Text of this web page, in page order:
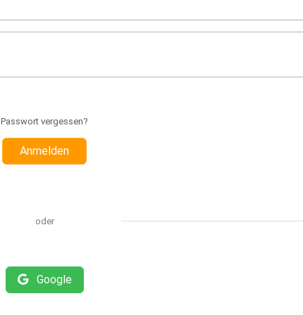
Passwort vergessen?
Anmelden
oder
Google